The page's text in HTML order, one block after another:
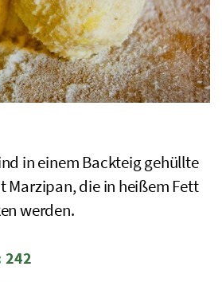
in einem Backteig gehüllte
Marzipan, die in heißem Fett
werden.
242